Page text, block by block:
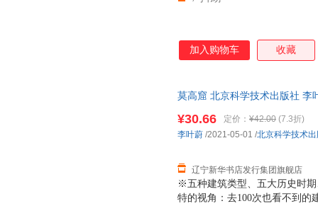
加入购物车 收藏
莫高窟 北京科学技术出版社 李
※五种建筑类型、五大历史时
特的视角：去100次也看不到
¥30.66 定价： ¥42.00 (7.3折)
辽宁新华书店发行集团旗舰店
李叶蔚 /2021-05-01 /北京科学技术